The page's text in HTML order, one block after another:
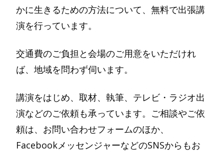
かに生きるための方法について、無料で出張講
演を行っています。
交通費のご負担と会場のご用意をいただけれ
ば、地域を問わず伺います。
講演をはじめ、取材、執筆、テレビ・ラジオ出
演などのご依頼も承っています。ご相談やご依
頼は、お問い合わせフォームのほか、
FacebookメッセンジャーなどのSNSからもお